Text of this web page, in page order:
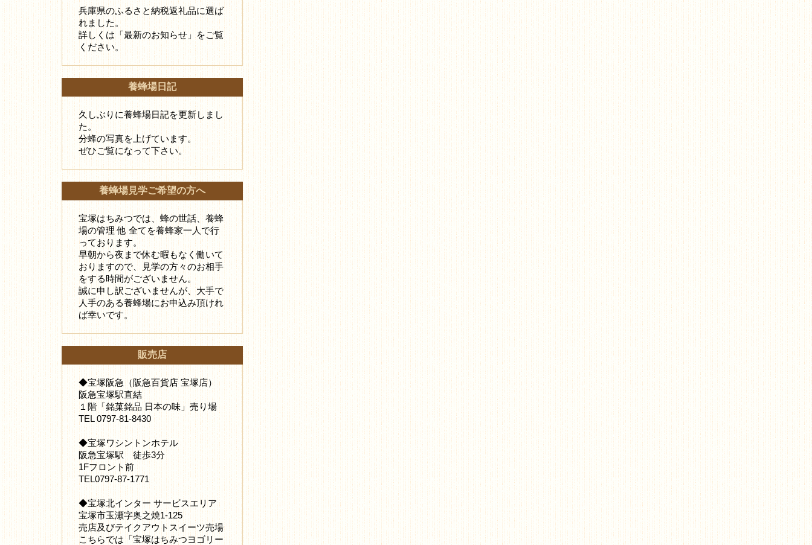
兵庫県のふるさと納税返礼品に選ば
れました。
詳しくは「最新のお知らせ」をご覧
ください。
養蜂場日記
久しぶりに養蜂場日記を更新しまし
た。
分蜂の写真を上げています。
ぜひご覧になって下さい。
養蜂場見学ご希望の方へ
宝塚はちみつでは、蜂の世話、養蜂
場の管理 他 全てを養蜂家一人で行
っております。
早朝から夜まで休む暇もなく働いて
おりますので、見学の方々のお相手
をする時間がございません。
誠に申し訳ございませんが、大手で
人手のある養蜂場にお申込み頂けれ
ば幸いです。
販売店
◆宝塚阪急（阪急百貨店 宝塚店）
阪急宝塚駅直結
１階「銘菓銘品 日本の味」売り場
TEL 0797-81-8430
◆宝塚ワシントンホテル
阪急宝塚駅 徒歩3分
1Fフロント前
TEL0797-87-1771
◆宝塚北インター サービスエリア
宝塚市玉瀬字奥之焼1-125
売店及びテイクアウトスイーツ売場
こちらでは「宝塚はちみつヨゴリー